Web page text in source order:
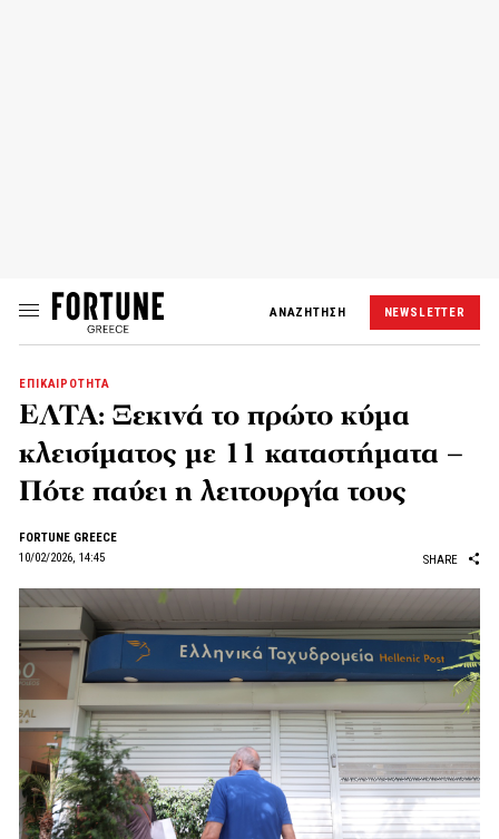
ΑΝΑΖΗΤΗΣΗ NEWSLETTER
ΕΠΙΚΑΙΡΟΤΗΤΑ
ΕΛΤΑ: Ξεκινά το πρώτο κύμα
κλεισίματος με 11 καταστήματα –
Πότε παύει η λειτουργία τους
FORTUNE GREECE
10/02/2026, 14:45
SHARE